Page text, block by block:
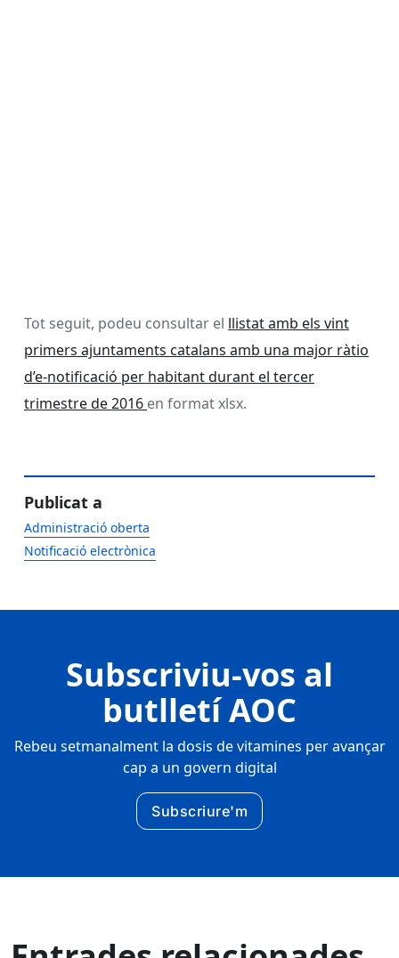
Tot seguit, podeu consultar el llistat amb els vint
primers ajuntaments catalans amb una major ràtio
d’e-notificació per habitant durant el tercer
trimestre de 2016 en format xlsx.
Publicat a
Administració oberta
Notificació electrònica
Subscriviu-vos al
butlletí AOC
Rebeu setmanalment la dosis de vitamines per avançar
cap a un govern digital
Subscriure'm